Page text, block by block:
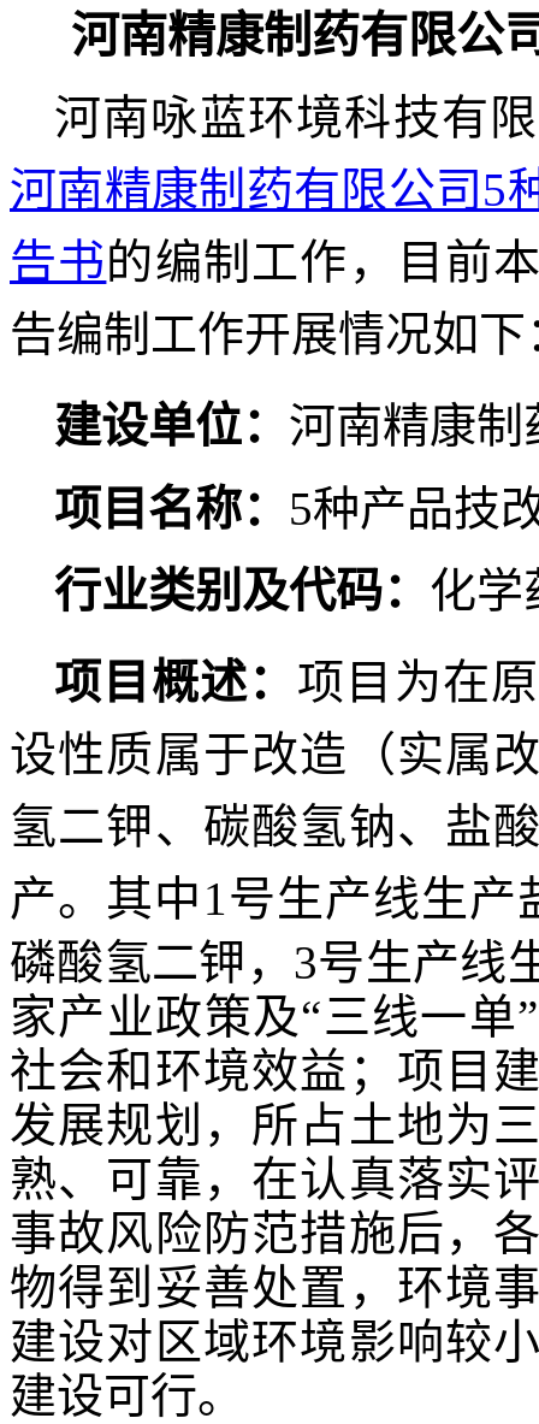
河南精康制药有限公
河南咏蓝环境科技有
河南精康制药有限公司5
告书的编制工作，目前
告编制工作开展情况如下
建设单位： 河南精康制
项目名称： 5种产品技
行业类别及代码： 化学
项目概述： 项目为在
设性质属于改造（实属
氢二钾、碳酸氢钠、 盐
产。其中1号生产线生产
磷酸氢二钾，3号生产线
家产业政策及“三线一
社会和环境效益；项目
发展规划，所占土地为
熟、可靠，在认真落实
事故风险防范措施后，
物得到妥善处置，环境
建设对区域环境影响较
建设可行。